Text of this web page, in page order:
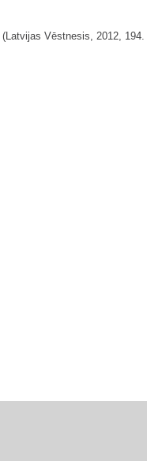
(Latvijas Vēstnesis, 2012, 194.